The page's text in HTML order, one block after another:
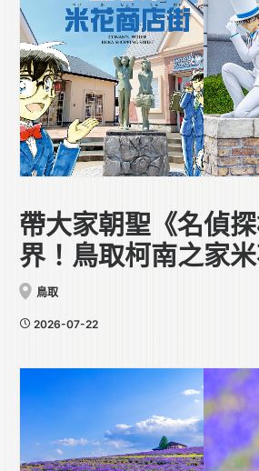
帶大家朝聖《名偵
界！鳥取柯南之家
鳥取
2026-07-22